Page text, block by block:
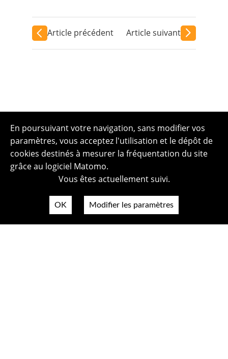
Article précédent Article suivant
En poursuivant votre navigation, sans modifier vos
paramètres, vous acceptez l'utilisation et le dépôt de
cookies destinés à mesurer la fréquentation du site
grâce au logiciel Matomo.
Vous êtes actuellement suivi.
OK Modifier les paramètres